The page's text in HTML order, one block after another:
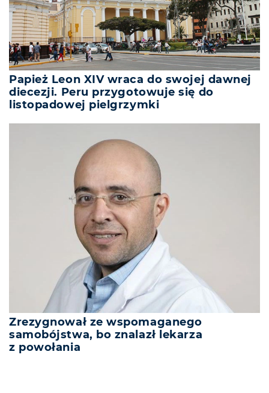
Papież Leon XIV wraca do swojej dawnej
diecezji. Peru przygotowuje się do
listopadowej pielgrzymki
Zrezygnował ze wspomaganego
samobójstwa, bo znalazł lekarza
z powołania